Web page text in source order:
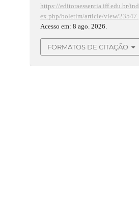
https://editoraessentia.iff.edu.br/ind
ex.php/boletim/article/view/23547.
Acesso em: 8 ago. 2026.
FORMATOS DE CITAÇÃO